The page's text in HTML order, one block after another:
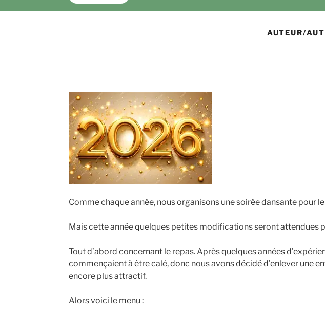
AUTEUR/
Comme chaque année, nous organisons une soirée dansante pour
Mais cette année quelques petites modifications seront attendues
Tout d’abord concernant le repas. Après quelques années
commençaient à être calé, donc nous avons décidé d’enlever une
encore plus attractif.
Alors voici le menu :